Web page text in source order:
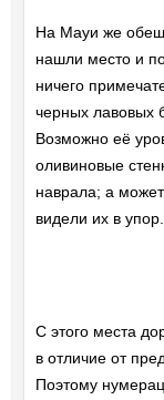
На Мауи же
нашли место и
ничего
черных лавовых
Возможно её
оливиновые
наврала; а
видели их в
С этого места
в отличие от
Поэтому